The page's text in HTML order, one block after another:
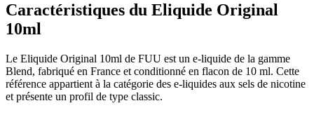
Caractéristiques du Eliquide Original
10ml
Le Eliquide Original 10ml de FUU est un e-liquide de la gamme
Blend, fabriqué en France et conditionné en flacon de 10 ml. Cette
référence appartient à la catégorie des e-liquides aux sels de nicotine
et présente un profil de type classic.